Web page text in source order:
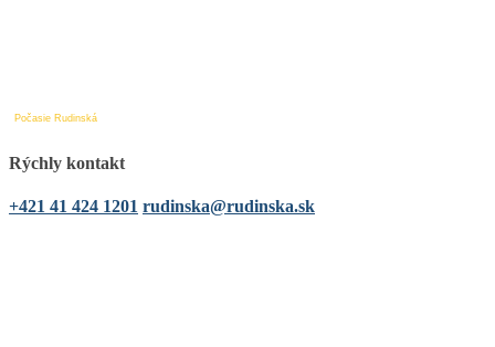
Počasie Rudinská
Rýchly kontakt
+421 41 424 1201 rudinska@rudinska.sk